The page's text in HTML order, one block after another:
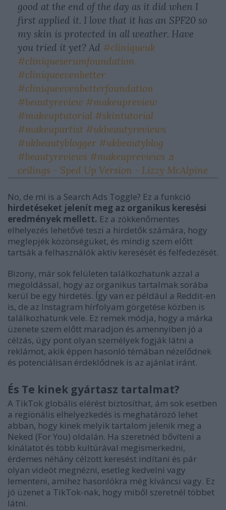
good at the end of the day as it did when I
first applied it. I love that it has an SPF20 so
my skin is protected in all weather. Have
you tried it yet? Ad #cliniqueuk
#cliniqueserumfoundation
#cliniqueevenbetter
#cliniqueevenbetterfoundation
#beautyreview #makeupreview
#makeuptutorial #skintutorial
#makeupartist #ukbeautyreviews
#ukbeautyblogger #ukbeautyblog
#beautyreviews #makeupreviews ♬
ceilings - Sped Up Version - Lizzy McAlpine
No, de mi is a Search Ads Toggle? Ez a funkció
hirdetéseket jelenít meg az organikus keresési
eredmények mellett. Ez a zökkenőmentes
elhelyezés lehetővé teszi a hirdetők számára, hogy
meglepjék közönségüket, és mindig szem előtt
tartsák a felhasználók aktív keresését és felfedezését.
Bizony, már sok felületen találkozhatunk azzal a
megoldással, hogy az organikus tartalmak sorába
kerül be egy hirdetés. Így van ez például a Reddit-en
is, de az Instagram hírfolyam görgetése közben is
találkozhatunk vele. Ez remek módja, hogy a márka
üzenete szem előtt maradjon és amennyiben jó a
célzás, úgy pont olyan személyek fogják látni a
reklámot, akik éppen hasonló témában nézelődnek
és potenciálisan érdeklődnek is az ajánlat iránt.
És Te kinek gyártasz tartalmat?
A TikTok globális elérést biztosíthat, ám sok esetben
a regionális elhelyezkedés is meghatározó lehet
abban, hogy kinek melyik tartalom jelenik meg a
Neked (For You) oldalán. Ha szeretnéd bővíteni a
kínálatot és több kultúrával megismerkedni,
érdemes néhány célzott keresést indítani és pár
olyan videót megnézni, esetleg kedvelni vagy
lementeni, amihez hasonlókra még kíváncsi vagy. Ez
jó üzenet a TikTok-nak, hogy miből szeretnél többet
látni.